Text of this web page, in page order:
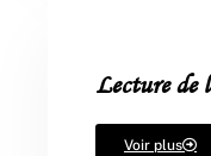
Lecture de
Voir plus